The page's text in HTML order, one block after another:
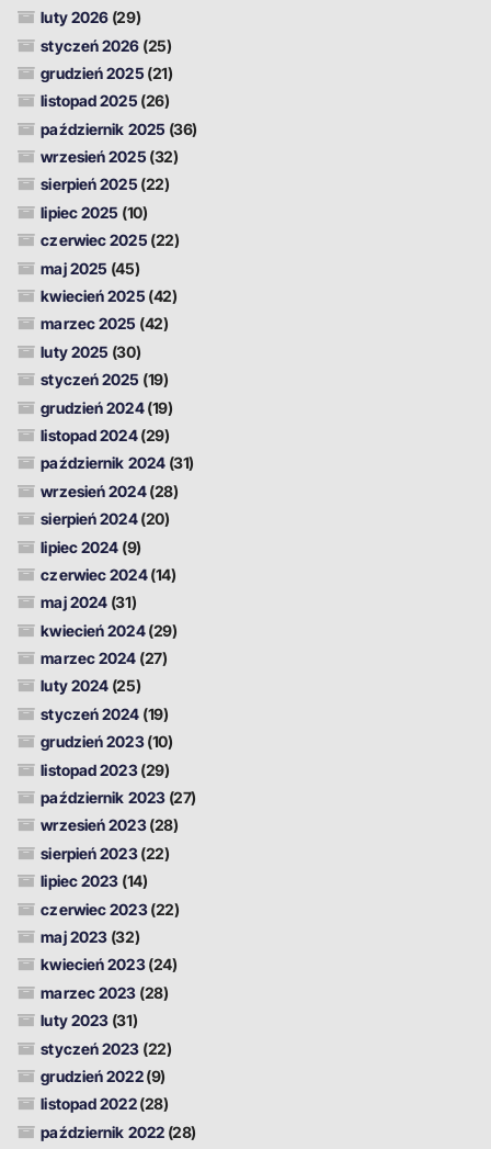
luty 2026 (29)
styczeń 2026 (25)
grudzień 2025 (21)
listopad 2025 (26)
październik 2025 (36)
wrzesień 2025 (32)
sierpień 2025 (22)
lipiec 2025 (10)
czerwiec 2025 (22)
maj 2025 (45)
kwiecień 2025 (42)
marzec 2025 (42)
luty 2025 (30)
styczeń 2025 (19)
grudzień 2024(19)
listopad 2024(29)
październik 2024(31)
wrzesień 2024(28)
sierpień 2024(20)
lipiec 2024 (9)
czerwiec 2024(14)
maj 2024 (31)
kwiecień 2024(29)
marzec 2024 (27)
luty 2024 (25)
styczeń 2024 (19)
grudzień 2023(10)
listopad 2023(29)
październik 2023(27)
wrzesień 2023(28)
sierpień 2023(22)
lipiec 2023 (14)
czerwiec 2023(22)
maj 2023 (32)
kwiecień 2023(24)
marzec 2023 (28)
luty 2023 (31)
styczeń 2023 (22)
grudzień 2022(9)
listopad 2022(28)
październik 2022(28)